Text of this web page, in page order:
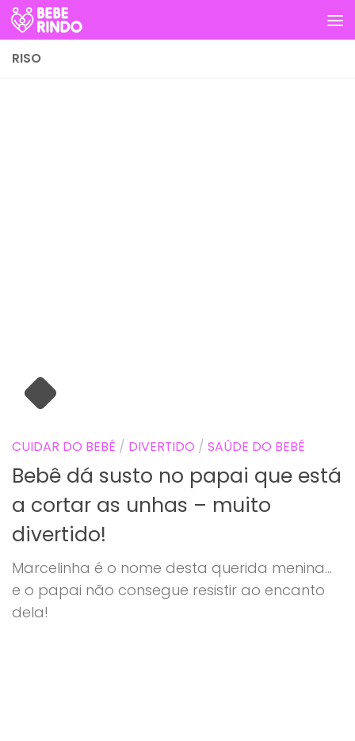
Skip to content
RISO
CUIDAR DO BEBÉ / DIVERTIDO / SAÚDE DO BEBÉ
Bebê dá susto no papai que está
a cortar as unhas – muito
divertido!
Marcelinha é o nome desta querida menina…
e o papai não consegue resistir ao encanto
dela!